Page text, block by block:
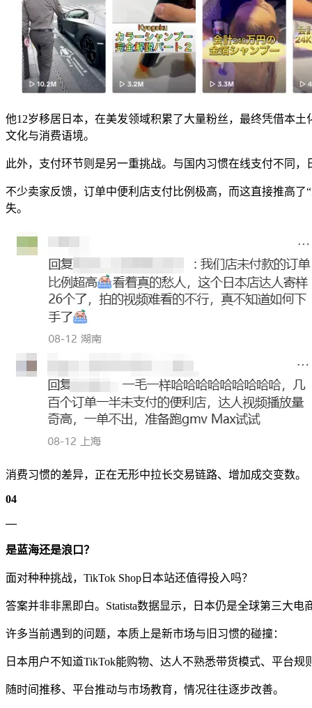
他12岁移居日本，在美发领域积累了大量粉丝，最终凭借本
文化与消费语境。
此外，支付环节则是另一重挑战。与国内习惯在线支付不同，
不少卖家反馈，订单中便利店支付比例极高，而这直接推高
失。
消费习惯的差异，正在无形中拉长交易链路、增加成交变数。
04
—
是蓝海还是浪口？
面对种种挑战，TikTok Shop日本站还值得投入吗？
答案并非非黑即白。Statista数据显示，日本仍是全球第三大
许多当前遇到的问题，本质上是新市场与旧习惯的碰撞：
日本用户不知道TikTok能购物、达人不熟悉带货模式、平台
随时间推移、平台推动与市场教育，情况往往逐步改善。